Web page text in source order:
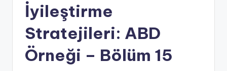
İyileştirme
Stratejileri: ABD
Örneği – Bölüm 15